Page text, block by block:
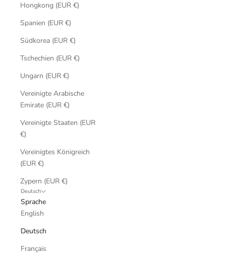
Hongkong (EUR €)
Spanien (EUR €)
Südkorea (EUR €)
Tschechien (EUR €)
Ungarn (EUR €)
Vereinigte Arabische
Emirate (EUR €)
Vereinigte Staaten (EUR
€)
Vereinigtes Königreich
(EUR €)
Zypern (EUR €)
Deutsch
Sprache
English
Deutsch
Français